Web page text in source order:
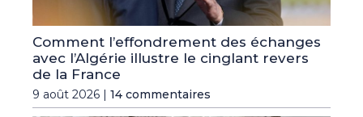
Comment l’effondrement des échanges
avec l’Algérie illustre le cinglant revers
de la France
9 août 2026 | 14 commentaires